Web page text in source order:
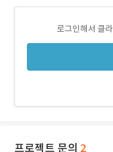
로그인해서 클
프로젝트 문의 2